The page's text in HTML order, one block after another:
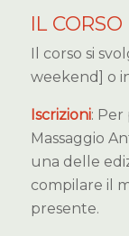
IL CORSO
Il corso si
weekend] o
Iscrizioni: Per
Massaggio
una delle
compilare il
presente.